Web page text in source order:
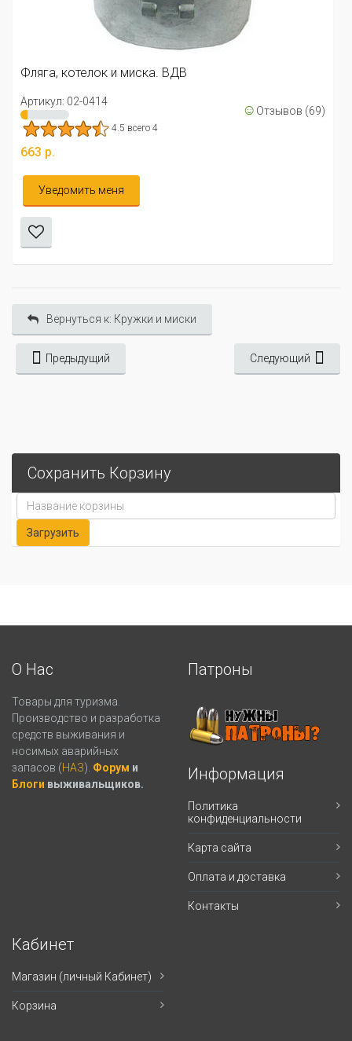
Фляга, котелок и миска. ВДВ
Артикул: 02-0414 ☺Отзывов (69)
4.5 всего 4
663 р.
Уведомить меня
Вернуться к: Кружки и миски
Предыдущий Следующий
Сохранить Корзину
О Нас
Товары для туризма.
Производство и разработка
средств выживания и
носимых аварийных
запасов (НАЗ). Форум и
Блоги выживальщиков.
Патроны
Информация
Политика
конфиденциальности
Карта сайта
Оплата и доставка
Контакты
Кабинет
Магазин (личный Кабинет)
Корзина